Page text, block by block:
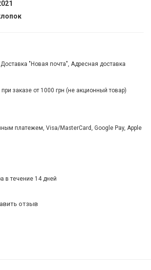
"Новая почта", Адресная доставка
заказе от 1000 грн (не акционный товар)
платежем, Visa/MasterCard, Google Pay, Apple
в течение 14 дней
отзыв